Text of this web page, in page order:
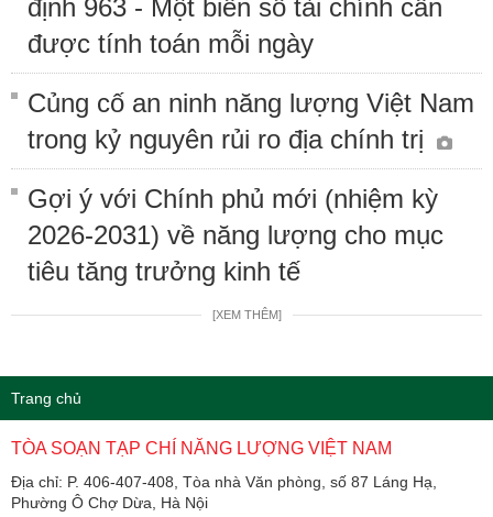
định 963 - Một biến số tài chính cần
được tính toán mỗi ngày
Củng cố an ninh năng lượng Việt Nam
trong kỷ nguyên rủi ro địa chính trị
Gợi ý với Chính phủ mới (nhiệm kỳ
2026-2031) về năng lượng cho mục
tiêu tăng trưởng kinh tế
[XEM THÊM]
Trang chủ
TÒA SOẠN TẠP CHÍ NĂNG LƯỢNG VIỆT NAM
Địa chỉ: P. 406-407-408, Tòa nhà Văn phòng, số 87 Láng Hạ,
Phường Ô Chợ Dừa, Hà Nội